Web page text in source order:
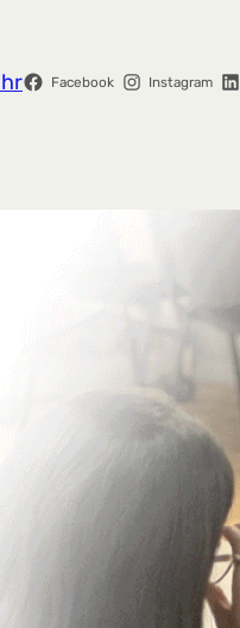
Facebook Instagram